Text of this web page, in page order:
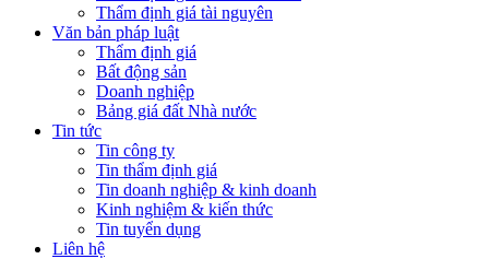
Thẩm định giá tài nguyên
Văn bản pháp luật
Thẩm định giá
Bất động sản
Doanh nghiệp
Bảng giá đất Nhà nước
Tin tức
Tin công ty
Tin thẩm định giá
Tin doanh nghiệp & kinh doanh
Kinh nghiệm & kiến thức
Tin tuyển dụng
Liên hệ